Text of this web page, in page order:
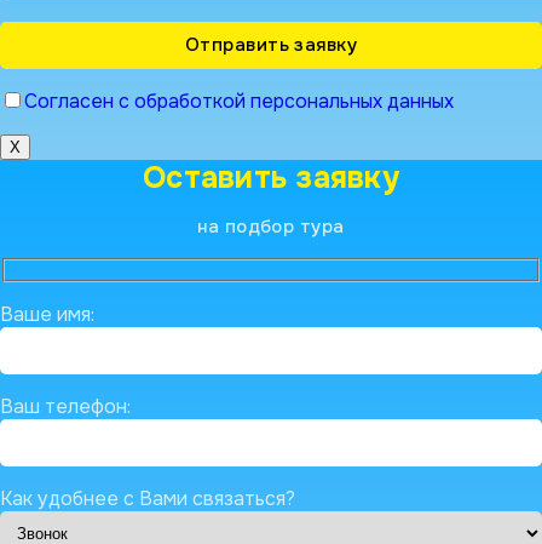
Согласен с обработкой персональных данных
X
Оставить заявку
на подбор тура
Ваше имя:
Ваш телефон:
Как удобнее с Вами связаться?